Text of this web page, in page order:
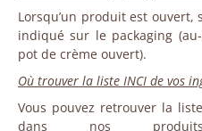
Lorsqu’un produit est ouvert,
indiqué sur le packaging
pot de crème ouvert).
Où trouver la liste INCI de vos
Vous pouvez retrouver la
dans nos